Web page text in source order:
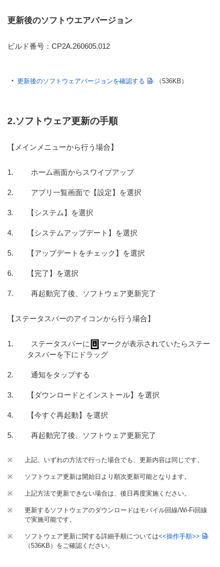
更新後のソフトウエアバージョン
ビルド番号：CP2A.260605.012
更新後のソフトウェアバージョンを確認する （536KB）
2.ソフトウェア更新の手順
【メインメニューから行う場合】
ホーム画面からスワイプアップ
アプリ一覧画面で【設定】を選択
【システム】を選択
【システムアップデート】を選択
【アップデートをチェック】を選択
【完了】を選択
再起動完了後、ソフトウェア更新完了
【ステータスバーのアイコンから行う場合】
ステータスバーに
マークが表示されていたらステー
タスバーを下にドラッグ
通知をタップする
【ダウンロードとインストール】を選択
【今すぐ再起動】を選択
再起動完了後、ソフトウェア更新完了
※ 上記、いずれの方法で行った場合でも、更新内容は同じです。
※ ソフトウェア更新は開始日より順次更新可能となります。
※ 上記方法で更新できない場合は、後日再度実施ください。
※
更新するソフトウェアのダウンロードはモバイル回線/Wi-Fi回線
で実施可能です。
※ ソフトウェア更新に関する詳細手順については<<操作手順>>
（536KB） をご確認ください。